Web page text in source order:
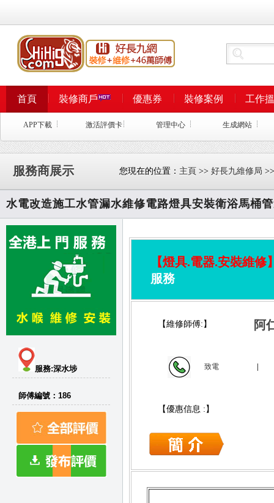
首頁 裝修商戶 優惠券 裝修案例 工作
APP下載 激活評價卡 管理中心 生成網站
服務商展示 您現在的位置： 主頁 >> 好長九維修局
水電改造施工水管漏水維修電路燈具安裝衛浴馬桶
服務:深水埗
師傅編號：186
【燈具.電器.安裝維修
服務
【維修師傅:】 阿
致電
【優惠信息 :】